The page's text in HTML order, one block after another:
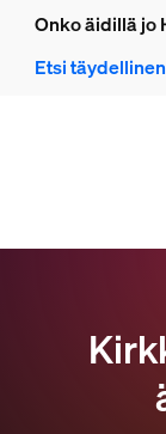
Onko äidillä jo
Etsi